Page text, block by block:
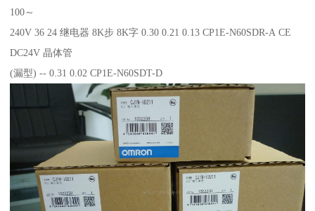
100～
240V 36 24 继电器 8K步 8K字 0.30 0.21 0.13 CP1E-N60SDR-A CE
DC24V 晶体管
(漏型) -- 0.31 0.02 CP1E-N60SDT-D